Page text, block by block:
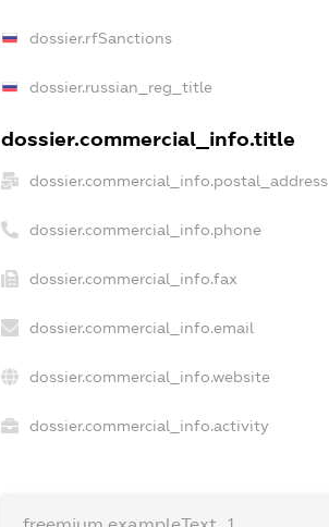
dossier.rfSanctions
dossier.russian_reg_title
dossier.commercial_info.title
dossier.commercial_info.postal_address
dossier.commercial_info.phone
dossier.commercial_info.fax
dossier.commercial_info.email
dossier.commercial_info.website
dossier.commercial_info.activity